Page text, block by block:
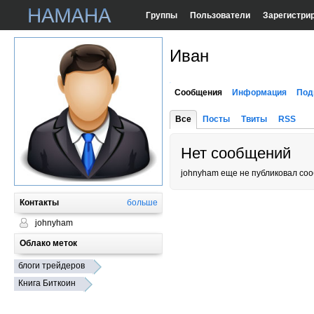
Группы Пользователи
Контакты больше
johnyham
Облако меток
блоги трейдеров
Книга Биткоин
Иван
Сообщения Информация
Все Посты Твиты RSS
Нет сообщений
johnyham еще не публиковал